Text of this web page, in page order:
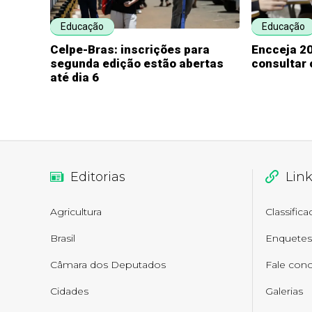
Educação
Celpe-Bras: inscrições para
segunda edição estão abertas
até dia 6
Educação
Encceja
consultar
Editorias
Agricultura
Brasil
Câmara dos Deputados
Cidades
Enquetes
Fale
Galerias